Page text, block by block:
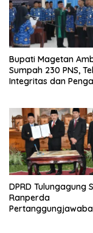
Bupati Magetan
Sumpah 230 PNS,
Integritas dan
DPRD Tulungagung
Ranperda